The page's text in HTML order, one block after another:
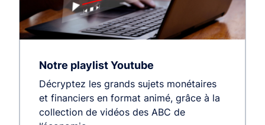
Notre playlist Youtube
Décryptez les grands sujets monétaires
et financiers en format animé, grâce à la
collection de vidéos des ABC de